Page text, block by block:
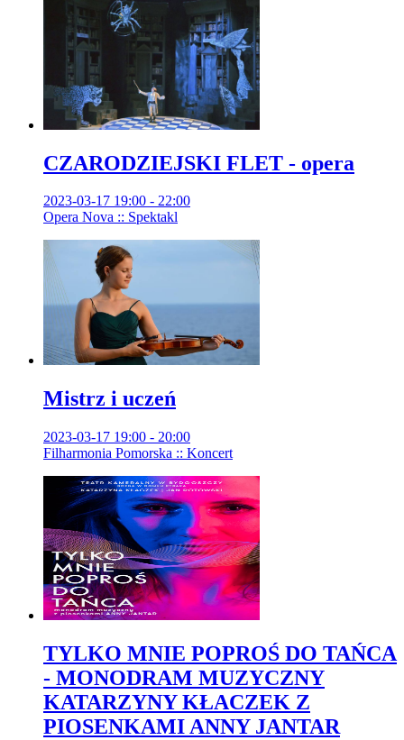
CZARODZIEJSKI FLET - opera
2023-03-17 19:00 - 22:00
Opera Nova :: Spektakl
Mistrz i uczeń
2023-03-17 19:00 - 20:00
Filharmonia Pomorska :: Koncert
TYLKO MNIE POPROŚ DO TAŃCA
- MONODRAM MUZYCZNY
KATARZYNY KŁACZEK Z
PIOSENKAMI ANNY JANTAR